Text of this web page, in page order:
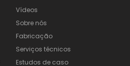
Vídeos
Sobre nós
Fabricação
Serviços técnicos
Estudos de caso